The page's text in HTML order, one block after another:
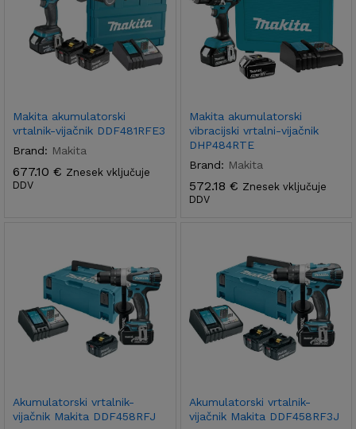
Makita akumulatorski
vrtalnik-vijačnik DDF481RFE3
Brand: Makita
677.10 € Znesek vključuje
DDV
Makita akumulatorski
vibracijski vrtalni-vijačnik
DHP484RTE
Brand: Makita
572.18 € Znesek vključuje
DDV
Akumulatorski vrtalnik-
vijačnik Makita DDF458RFJ
Akumulatorski vrtalnik-
vijačnik Makita DDF458RF3J